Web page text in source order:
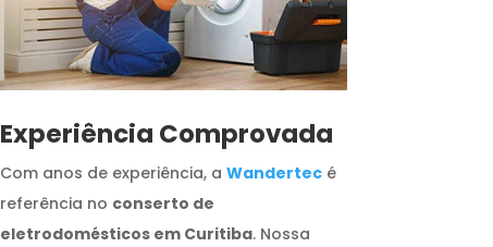
​Experiência Comprovada
Com anos de experiência, a Wandertecé
referência no conserto de
eletrodomésticos em Curitiba. Nossa